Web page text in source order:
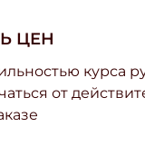
ЦЕН
курса
от